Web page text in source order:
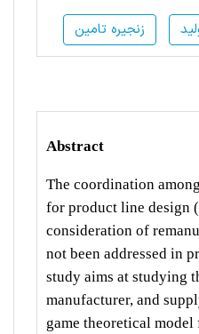
زنجیره تامین
Abstract
The coordination
for product line design
consideration of
not been addressed in
study aims at studying
manufacturer, and
game theoretical